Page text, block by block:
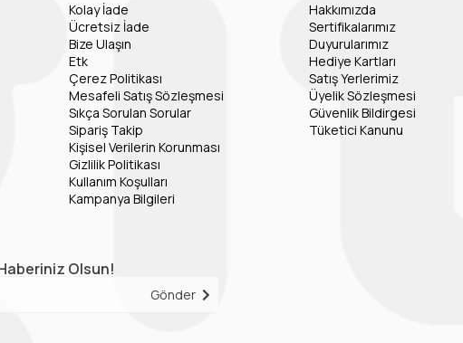
Kolay İade
Ücretsiz İade
Bize Ulaşın
Etk
Çerez Politikası
Mesafeli Satış Sözleşmesi
Sıkça Sorulan Sorular
Sipariş Takip
Kişisel Verilerin Korunması
Gizlilik Politikası
Kullanım Koşulları
Kampanya Bilgileri
Hakkımızda
Sertifikalarımız
Duyurularımız
Hediye Kartları
Satış Yerlerimiz
Üyelik Sözleşmesi
Güvenlik Bildirgesi
Tüketici Kanunu
Olsun!
Gönder